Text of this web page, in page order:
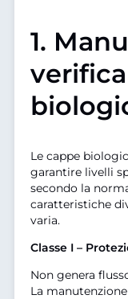
1.
Le cappe
garantire livelli
secondo la
caratteristiche
varia.
Classe I –
Non genera
La